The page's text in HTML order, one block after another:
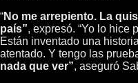
“No me arrepiento. La
país”, expresó. “Yo lo hice
Están inventado una
atentado. Y tengo las
nada que ver”, aseguró